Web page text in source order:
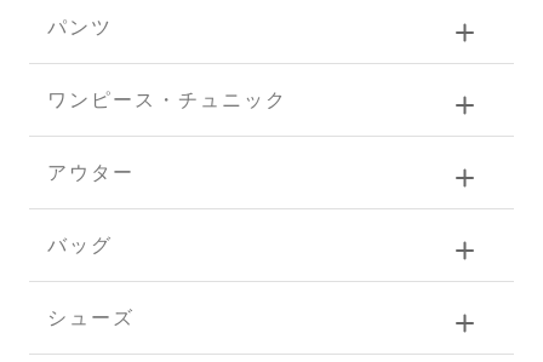
パンツ
ワンピース・チュニック
アウター
バッグ
シューズ